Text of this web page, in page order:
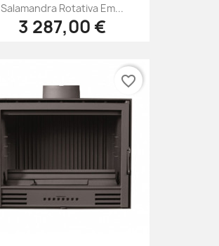
Salamandra Rotativa Em...
3 287,00 €
favorite_border